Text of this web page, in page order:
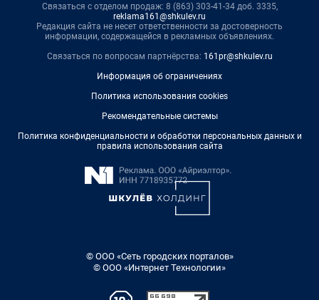
Связаться с отделом продаж: 8 (863) 303-41-34 доб. 3335,
reklama161@shkulev.ru
Редакция сайта не несет ответственности за достоверность
информации, содержащейся в рекламных объявлениях.
Связаться по вопросам партнёрства: 161pr@shkulev.ru
Информация об ограничениях
Политика использования cookies
Рекомендательные системы
Политика конфиденциальности и обработки персональных данных и
правила использования сайта
© ООО «Сеть городских порталов»
© ООО «Интернет Технологии»